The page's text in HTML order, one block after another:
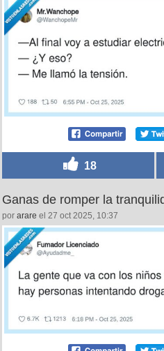
18
Ganas de romper la
por arare el 27 oct 2025, 10:37